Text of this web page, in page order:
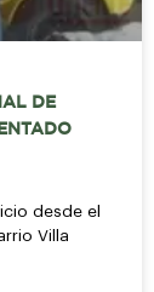
DE
desde el
Villa